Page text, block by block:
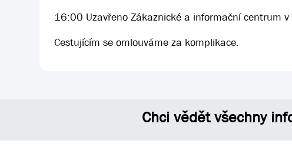
16:00 Uzavřeno Zákaznické a informační centrum v
Cestujícím se omlouváme za komplikace.
Chci vědět všechny